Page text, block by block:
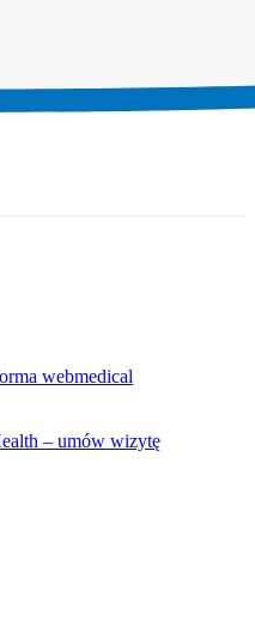
webmedical
– umów wizytę